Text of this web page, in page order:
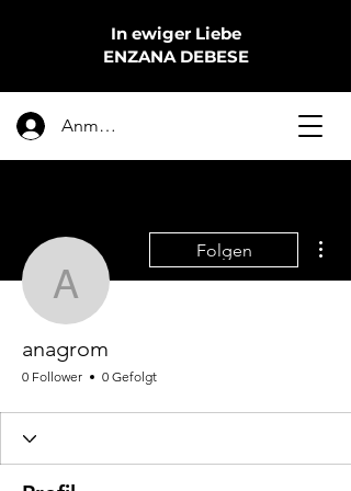
In ewiger Liebe
ENZANA DEBESE
Anmelden
anagrom
Folgen
anagrom
0 Follower 0 Gefolgt